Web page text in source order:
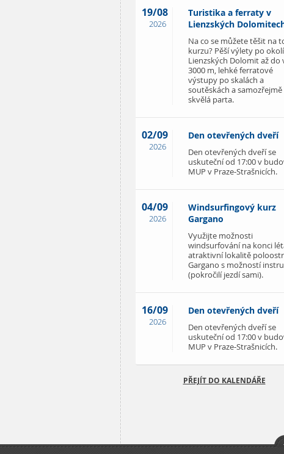
19/08
2026
Turistika a ferraty v
Lienzských
Na co se můžete těšit na
kurzu? Pěší výlety po okolí
Lienzských Dolomit až do
3000 m, lehké ferratové
výstupy po skalách a
soutěskách a samozřejmě
skvělá parta.
02/09
2026
Den otevřených dveří
Den otevřených dveří se
uskuteční od 17:00 v
MUP v Praze-Strašnicích.
04/09
2026
Windsurfingový kurz
Gargano
Využijte možnosti
windsurfování na konci
atraktivní lokalitě
Gargano s možností
(pokročilí jezdí sami).
16/09
2026
Den otevřených dveří
Den otevřených dveří se
uskuteční od 17:00 v
MUP v Praze-Strašnicích.
PŘEJÍT DO KALENDÁŘE